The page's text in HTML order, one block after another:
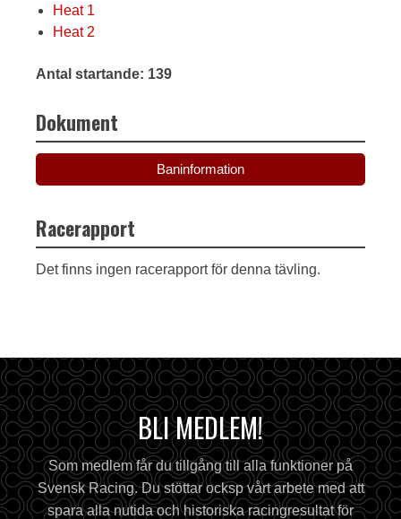
Heat 1
Heat 2
Antal startande: 139
Dokument
Baninformation
Racerapport
Det finns ingen racerapport för denna tävling.
BLI MEDLEM!
Som medlem får du tillgång till alla funktioner på
Svensk Racing. Du stöttar ocksp vårt arbete med att
spara alla nutida och historiska racingresultat för